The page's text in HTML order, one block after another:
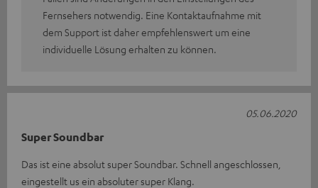
Fernsehers notwendig. Eine Kontaktaufnahme mit
dem Support ist daher empfehlenswert um eine
individuelle Lösung erhalten zu können.
Super Soundbar
Das ist eine absolut super Soundbar. Schnell angeschlossen,
eingestellt us ein absoluter super Klang.
05.06.2020